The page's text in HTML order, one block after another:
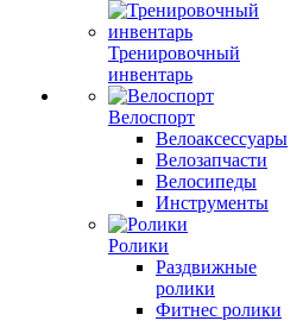
Тренировочный
инвентарь
Велоспорт
Велоаксессуары
Велозапчасти
Велосипеды
Инструменты
Ролики
Раздвижные
ролики
Фитнес ролики